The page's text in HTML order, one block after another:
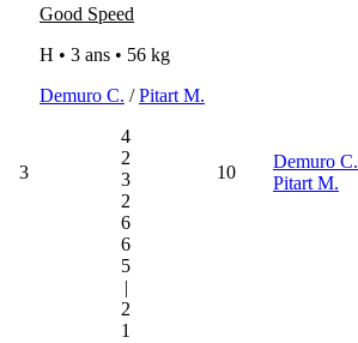
3
Good Speed
H • 3 ans • 56 kg
Demuro C. /Pitart M.
4
2
3
2
6
6
5
|
2
1
10
Demuro C.
Pitart M.